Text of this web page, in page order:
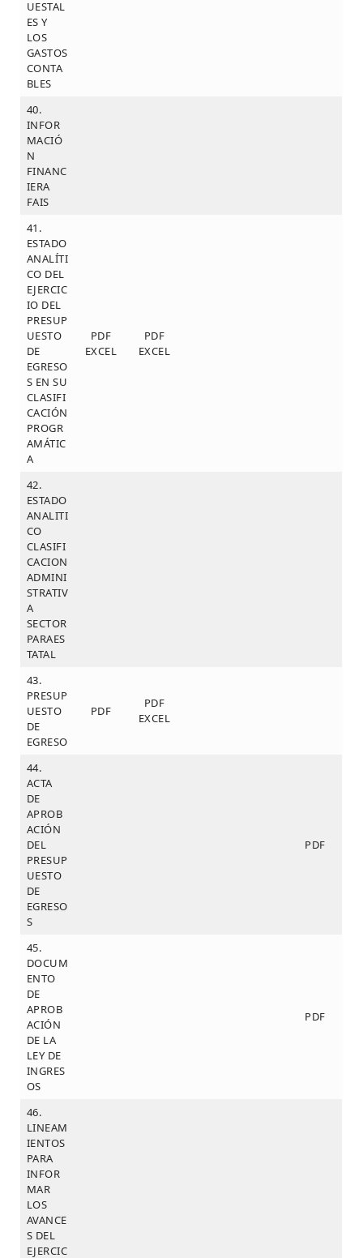
UESTAL
ES Y
LOS
GASTOS
CONTA
BLES
40.
INFOR
MACIÓ
N
FINANC
IERA
FAIS
41.
ESTADO
ANALÍTI
CO DEL
EJERCIC
IO DEL
PRESUP
UESTO
DE
EGRESO
S EN SU
CLASIFI
CACIÓN
PROGR
AMÁTIC
A
PDF
EXCEL
PDF
EXCEL
42.
ESTADO
ANALITI
CO
CLASIFI
CACION
ADMINI
STRATIV
A
SECTOR
PARAES
TATAL
43.
PRESUP
UESTO
DE
EGRESO
PDF
PDF
EXCEL
44.
ACTA
DE
APROB
ACIÓN
DEL
PRESUP
UESTO
DE
EGRESO
S
PDF
45.
DOCUM
ENTO
DE
APROB
ACIÓN
DE LA
LEY DE
INGRES
OS
PDF
46.
LINEAM
IENTOS
PARA
INFOR
MAR
LOS
AVANCE
S DEL
EJERCIC